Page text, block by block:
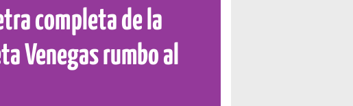
completa de la
Venegas rumbo al